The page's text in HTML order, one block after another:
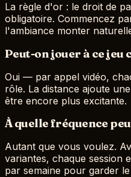
La règle d'or : le droit de
obligatoire. Commencez
l'ambiance monter
Peut-on jouer à ce jeu
Oui — par appel vidéo,
rôle. La distance ajoute
être encore plus excitante.
À quelle fréquence
Autant que vous voulez.
variantes, chaque session
par semaine pour garder